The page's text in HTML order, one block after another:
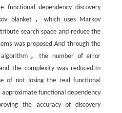
functional dependency discovery
blanket，which uses Markov
search space and reduce the
was proposed.And through the
algorithm，the number of error
the complexity was reduced.In
of not losing the real functional
functional dependency
the accuracy of discovery